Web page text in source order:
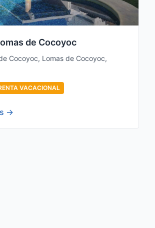
de Cocoyoc
Cocoyoc, Lomas de Cocoyoc,
VACACIONAL
→